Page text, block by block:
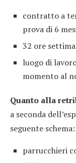
contratto a
prova di 6
32 ore
luogo di
momento al
Quanto alla
a seconda
seguente schema:
parrucchieri